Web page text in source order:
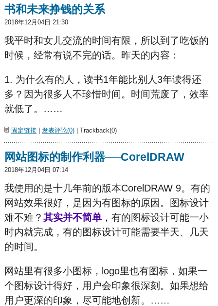
书和未来挣钱的关系
2018年12月04日 21:30
我平时和女儿交流的时间有限，所以到了吃饭的
时候，经常有说不完的话。昨天的内容：
1. 为什么有的人，读书1年能比别人3年读得还
多？因为很多人不珍惜时间。时间荒废了，效率
就低了。……
固定链接| 发表评论(0)| Trackback(0)
网站图标的制作利器──CorelDRAW
2018年12月04日 07:14
我使用的是十几年前的版本CorelDRAW 9。有的
网站效果很好，是因为有图标的原因。图标设计
难不难？ 其实并不简单，有的图标设计可能一小
时内就完成，有的图标设计可能需要半天、几天
的时间。
网站里有很多小图标，logo里也有图标，如果一
个图标设计得好，用户会印象很深刻。如果想给
用户更深的印象，尽可能地创新。……